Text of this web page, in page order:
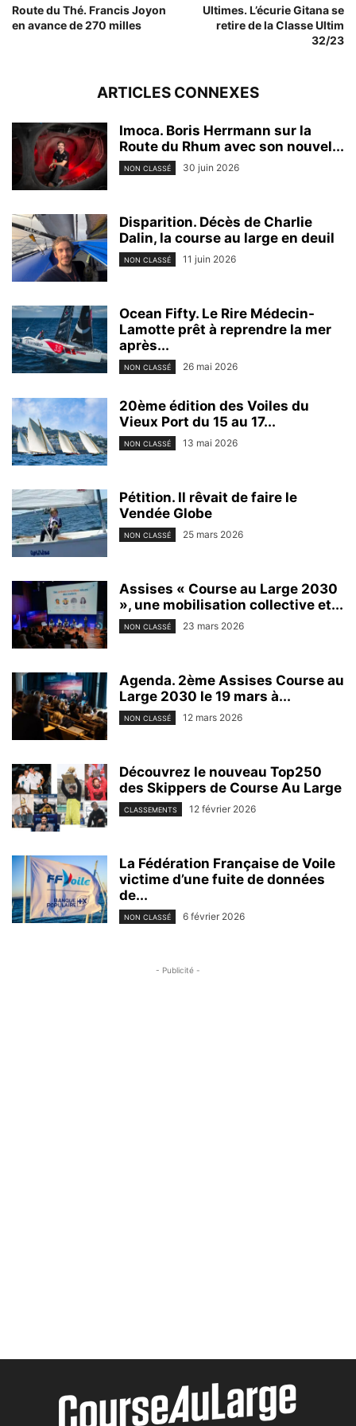
Route du Thé. Francis Joyon
en avance de 270 milles
Ultimes. L’écurie Gitana se
retire de la Classe Ultim
32/23
ARTICLES CONNEXES
Imoca. Boris Herrmann sur la
Route du Rhum avec son nouvel...
NON CLASSÉ 30 juin 2026
Disparition. Décès de Charlie
Dalin, la course au large en deuil
NON CLASSÉ 11 juin 2026
Ocean Fifty. Le Rire Médecin-
Lamotte prêt à reprendre la mer
après...
NON CLASSÉ 26 mai 2026
20ème édition des Voiles du
Vieux Port du 15 au 17...
NON CLASSÉ 13 mai 2026
Pétition. Il rêvait de faire le
Vendée Globe
NON CLASSÉ 25 mars 2026
Assises « Course au Large 2030
», une mobilisation collective et...
NON CLASSÉ 23 mars 2026
Agenda. 2ème Assises Course au
Large 2030 le 19 mars à...
NON CLASSÉ 12 mars 2026
Découvrez le nouveau Top250
des Skippers de Course Au Large
CLASSEMENTS 12 février 2026
La Fédération Française de Voile
victime d’une fuite de données
de...
NON CLASSÉ 6 février 2026
- Publicité -